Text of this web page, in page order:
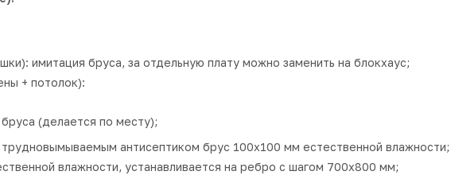
имитация бруса, за отдельную плату можно заменить на блокхаус;
+ потолок):
(делается по месту);
антисептиком брус 100х100 мм естественной влажности;
влажности, устанавливается на ребро с шагом 700х800 мм;